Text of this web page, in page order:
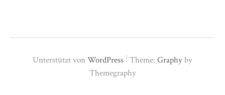
Unterstützt vonWordPress Theme: Graphyby
Themegraphy